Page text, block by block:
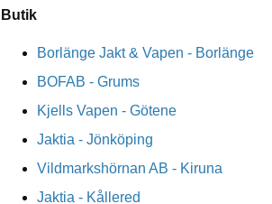
Borlänge Jakt & Vapen - Borlänge
BOFAB - Grums
Kjells Vapen - Götene
Jaktia - Jönköping
Vildmarkshörnan AB - Kiruna
Jaktia - Kållered